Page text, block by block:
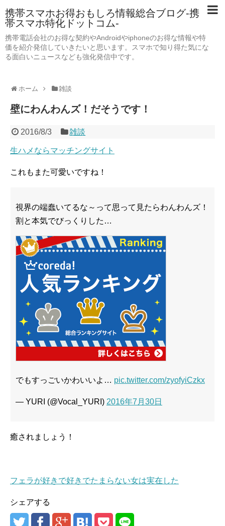
携帯スマホお得おもしろ情報総合ブログ-携
帯スマホ特化ドットコム-
携帯電話会社のお得な契約やAndroidやiphoneのお得な情報や特
価を紹介発信していきたいと思います。スマホで知り得た気にな
る面白いニュースなども強化発信中です。
ホーム 雑談
壁にわんわんズ！だそうです！
2016/8/3 雑談
生ハメならマッチングサイト
これもまた可愛いですね！
視界の端蠢いてるな～って思って見たらわんわんズ！
割と本気でびっくりした…
でもすっごいかわいいよ… pic.twitter.com/zyofyiCzkx
— YURI (@Vocal_YURI) 2016年7月30日
癒されましょう！
フェラが好きで好きでたまらない女は実在した
シェアする